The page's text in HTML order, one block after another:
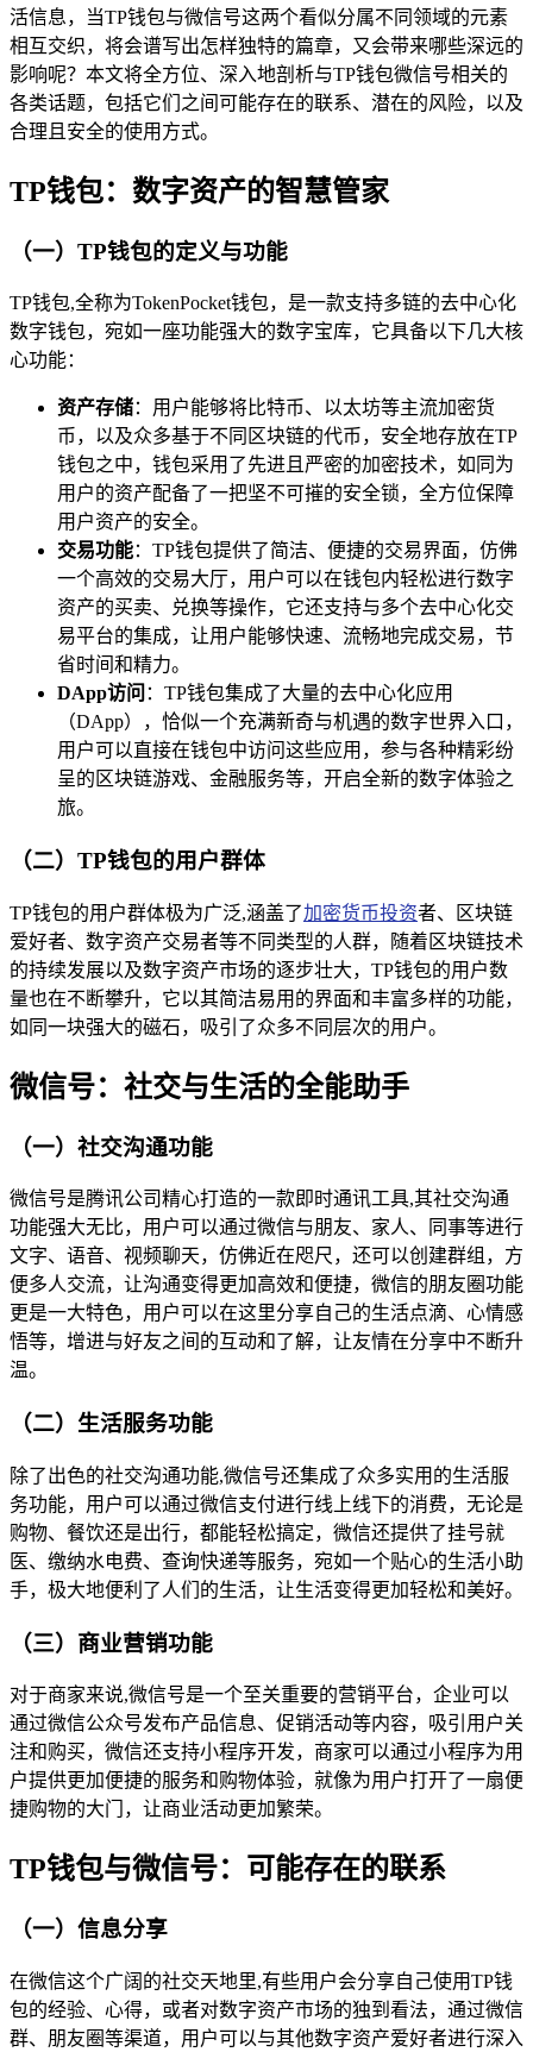
活信息，当TP钱包与微信号这两个看似分属不同领域的元素
相互交织，将会谱写出怎样独特的篇章，又会带来哪些深远的
影响呢？本文将全方位、深入地剖析与TP钱包微信号相关的
各类话题，包括它们之间可能存在的联系、潜在的风险，以及
合理且安全的使用方式。
TP钱包：数字资产的智慧管家
（一）TP钱包的定义与功能
TP钱包,全称为TokenPocket钱包，是一款支持多链的去中心化
数字钱包，宛如一座功能强大的数字宝库，它具备以下几大核
心功能：
资产存储：用户能够将比特币、以太坊等主流加密货
币，以及众多基于不同区块链的代币，安全地存放在TP
钱包之中，钱包采用了先进且严密的加密技术，如同为
用户的资产配备了一把坚不可摧的安全锁，全方位保障
用户资产的安全。
交易功能：TP钱包提供了简洁、便捷的交易界面，仿佛
一个高效的交易大厅，用户可以在钱包内轻松进行数字
资产的买卖、兑换等操作，它还支持与多个去中心化交
易平台的集成，让用户能够快速、流畅地完成交易，节
省时间和精力。
DApp访问 ：TP钱包集成了大量的去中心化应用
（DApp），恰似一个充满新奇与机遇的数字世界入口，
用户可以直接在钱包中访问这些应用，参与各种精彩纷
呈的区块链游戏、金融服务等，开启全新的数字体验之
旅。
（二）TP钱包的用户群体
TP钱包的用户群体极为广泛,涵盖了加密货币投资者、区块链
爱好者、数字资产交易者等不同类型的人群，随着区块链技术
的持续发展以及数字资产市场的逐步壮大，TP钱包的用户数
量也在不断攀升，它以其简洁易用的界面和丰富多样的功能，
如同一块强大的磁石，吸引了众多不同层次的用户。
微信号：社交与生活的全能助手
（一）社交沟通功能
微信号是腾讯公司精心打造的一款即时通讯工具,其社交沟通
功能强大无比，用户可以通过微信与朋友、家人、同事等进行
文字、语音、视频聊天，仿佛近在咫尺，还可以创建群组，方
便多人交流，让沟通变得更加高效和便捷，微信的朋友圈功能
更是一大特色，用户可以在这里分享自己的生活点滴、心情感
悟等，增进与好友之间的互动和了解，让友情在分享中不断升
温。
（二）生活服务功能
除了出色的社交沟通功能,微信号还集成了众多实用的生活服
务功能，用户可以通过微信支付进行线上线下的消费，无论是
购物、餐饮还是出行，都能轻松搞定，微信还提供了挂号就
医、缴纳水电费、查询快递等服务，宛如一个贴心的生活小助
手，极大地便利了人们的生活，让生活变得更加轻松和美好。
（三）商业营销功能
对于商家来说,微信号是一个至关重要的营销平台，企业可以
通过微信公众号发布产品信息、促销活动等内容，吸引用户关
注和购买，微信还支持小程序开发，商家可以通过小程序为用
户提供更加便捷的服务和购物体验，就像为用户打开了一扇便
捷购物的大门，让商业活动更加繁荣。
TP钱包与微信号：可能存在的联系
（一）信息分享
在微信这个广阔的社交天地里,有些用户会分享自己使用TP钱
包的经验、心得，或者对数字资产市场的独到看法，通过微信
群、朋友圈等渠道，用户可以与其他数字资产爱好者进行深入